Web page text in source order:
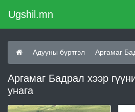
Ugshil.mn
Адууны бүртгэл Аргамаг
Аргамаг Бадрал хээр
унага